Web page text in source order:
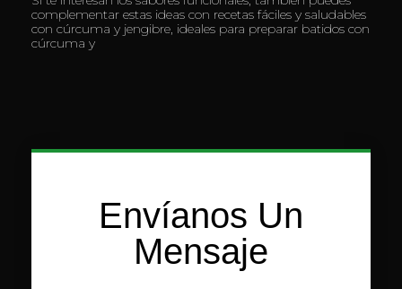
complementar estas ideas con recetas fáciles y saludables
con cúrcuma y jengibre, ideales para preparar batidos con
cúrcuma y
Envíanos Un
Mensaje